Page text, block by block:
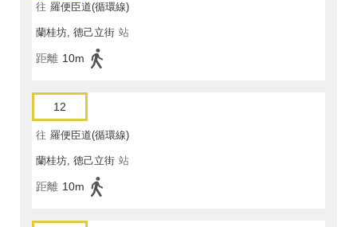
往 羅便臣道(循環線)
蘭桂坊, 德己立街 站
距離 10m
12
往 羅便臣道(循環線)
蘭桂坊, 德己立街 站
距離 10m